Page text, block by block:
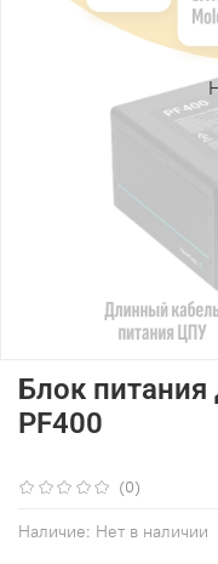
(0)
Наличие: Нет в наличии
Блок питания
PF400